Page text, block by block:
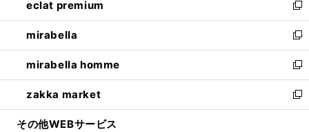
く
で
開
く
ド
ウ
で
開
く
ィ
ン
ド
ウ
で
開
く
い
ウ
ィ
ン
ド
ウ
で
開
eclat premium
新
し
い
ウ
ィ
ン
ド
ウ
mirabella
新
し
い
ウ
ィ
ン
mirabella homme
新
し
い
ウ
zakka market
新
し
その他WEBサービス